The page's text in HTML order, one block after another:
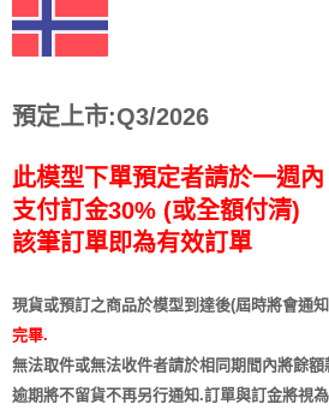
預定上市:Q3/2026
此模型下單預定者請於一週內
支付訂金30% (或全額付清)
該筆訂單即為有效訂單
現貨或預訂之商品於模型到達後(屆時將會通
完畢.
無法取件或無法收件者請於相同期間內將餘額
逾期將不留貨不再另行通知.訂單與訂金將視